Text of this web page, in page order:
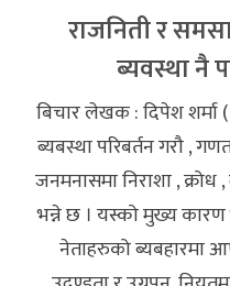
राजनिती र
ब्यवस्था नै
बिचार लेखक : दिपेश शर्मा
ब्यबस्था परिबर्तन गरौ ,
जनमनासमा निराशा , क्रोध
भन्ने छ । यस्को मुख्य
नेताहरुको ब्यबहारमा